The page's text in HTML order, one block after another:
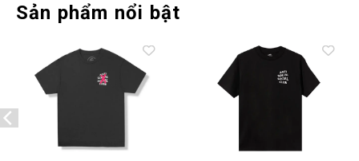
Sản phẩm nổi bật
Add to
Add to